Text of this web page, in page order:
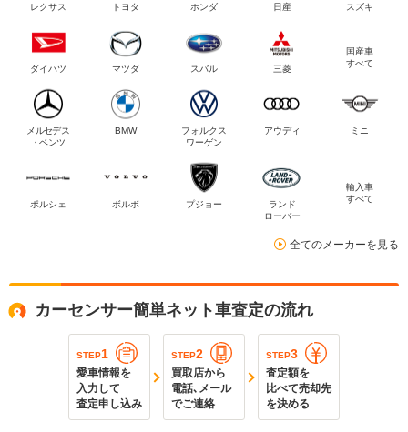
レクサス トヨタ ホンダ 日産 スズキ
ダイハツ マツダ スバル 三菱
国産車
すべて
メルセデス
・ベンツ
BMW
フォルクス
ワーゲン
アウディ ミニ
ポルシェ ボルボ プジョー
ランド
ローバー
輸入車
すべて
全てのメーカーを見る
カーセンサー簡単ネット車査定の流れ
STEP1
愛車情報を
入力して
査定申し込み
STEP2
買取店から
電話､メール
でご連絡
STEP3
査定額を
比べて売却先
を決める